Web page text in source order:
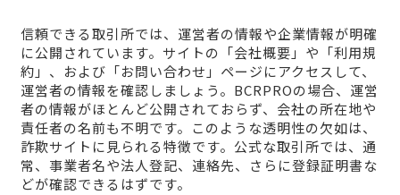
信頼できる取引所では、運営者の情報や企業情報が明確
に公開されています。サイトの「会社概要」や「利用規
約」、および「お問い合わせ」ページにアクセスして、
運営者の情報を確認しましょう。BCRPROの場合、運営
者の情報がほとんど公開されておらず、会社の所在地や
責任者の名前も不明です。このような透明性の欠如は、
詐欺サイトに見られる特徴です。公式な取引所では、通
常、事業者名や法人登記、連絡先、さらに登録証明書な
どが確認できるはずです。